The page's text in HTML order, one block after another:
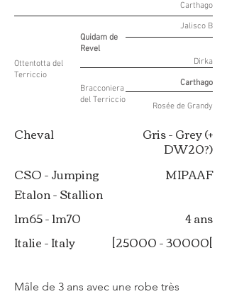
Carthago
Jalisco B
Ottentotta del
Terriccio
Quidam de
Revel
Dirka
Bracconiera
del Terriccio
Carthago
Rosée de Grandy
Cheval Gris - Grey (+
DW20?)
CSO - Jumping
MIPAAF
Etalon - Stallion
4 ans
1m65 - 1m70
Italie - Italy
[25000 - 30000[
Mâle de 3 ans avec une robe très